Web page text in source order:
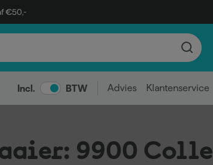
€50,-
Incl. BTW Advies Klantenservice
9900